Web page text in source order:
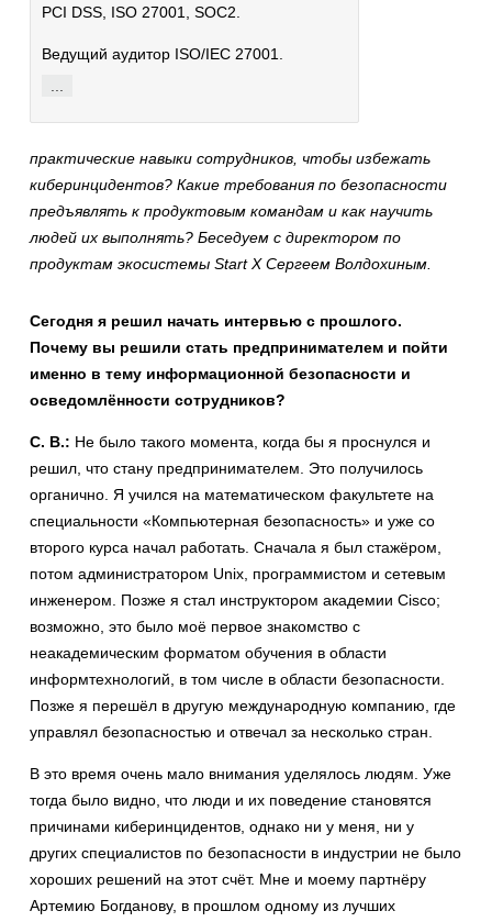
PCI DSS, ISO 27001, SOC2.
Ведущий аудитор ISO/IEC 27001.
практические навыки сотрудников, чтобы избежать
киберинцидентов? Какие требования по безопасности
предъявлять к продуктовым командам и как научить
людей их выполнять? Беседуем с директором по
продуктам экосистемы Start X Сергеем Волдохиным.
Сегодня я решил начать интервью с прошлого.
Почему вы решили стать предпринимателем и пойти
именно в тему информационной безопасности и
осведомлённости сотрудников?
С. В.: Не было такого момента, когда бы я проснулся и
решил, что стану предпринимателем. Это получилось
органично. Я учился на математическом факультете на
специальности «Компьютерная безопасность» и уже со
второго курса начал работать. Сначала я был стажёром,
потом администратором Unix, программистом и сетевым
инженером. Позже я стал инструктором академии Cisco;
возможно, это было моё первое знакомство с
неакадемическим форматом обучения в области
информтехнологий, в том числе в области безопасности.
Позже я перешёл в другую международную компанию, где
управлял безопасностью и отвечал за несколько стран.
В это время очень мало внимания уделялось людям. Уже
тогда было видно, что люди и их поведение становятся
причинами киберинцидентов, однако ни у меня, ни у
других специалистов по безопасности в индустрии не было
хороших решений на этот счёт. Мне и моему партнёру
Артемию Богданову, в прошлом одному из лучших